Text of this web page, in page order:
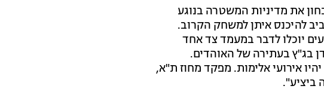
את מדיניות המשטרה בנוגע
להיכנס איתן למשחק הקרוב.
יוכלו לדבר במעמד צד אחד
בג"ץ בעתירה של האוהדים.
אירועי אלימות. מפקד מחוז ת"א,
ביציע".